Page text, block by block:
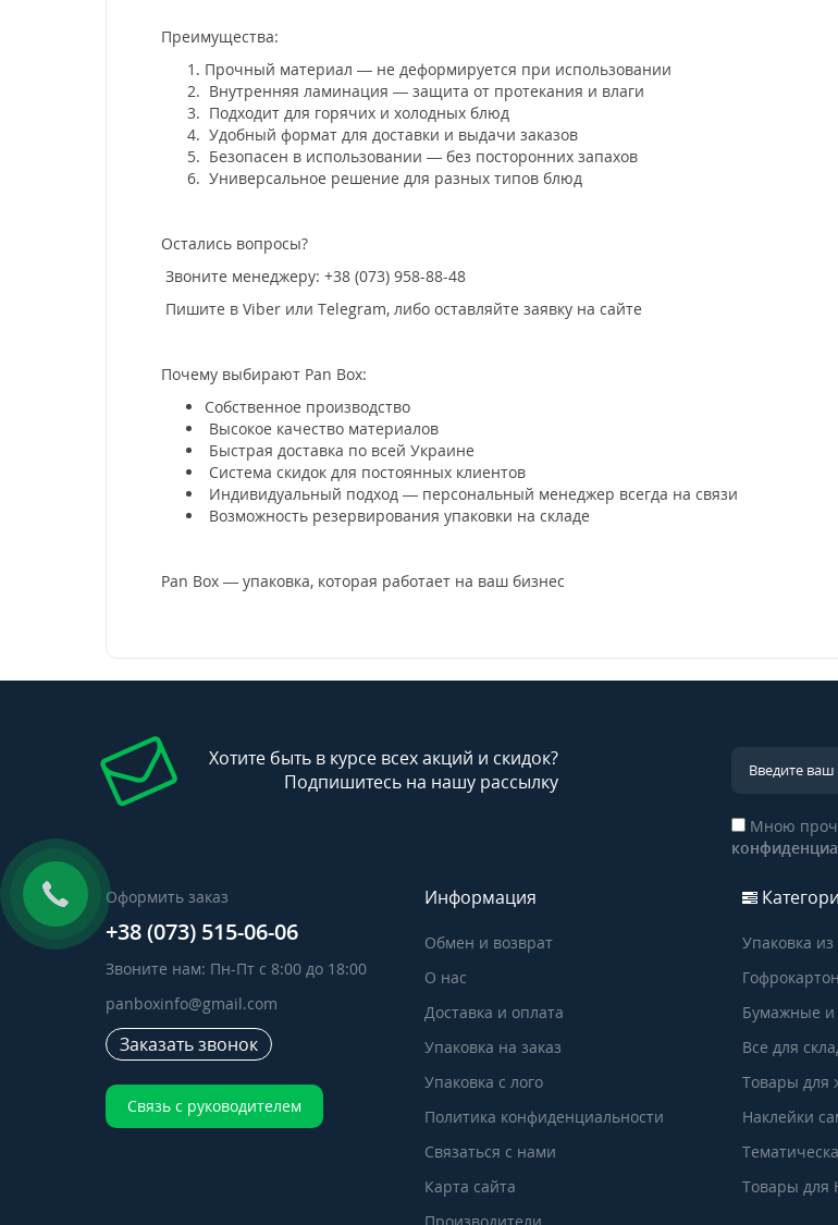
Преимущества:
Прочный материал — не деформируется при использовании
Внутренняя ламинация — защита от протекания и влаги
Подходит для горячих и холодных блюд
Удобный формат для доставки и выдачи заказов
Безопасен в использовании — без посторонних запахов
Универсальное решение для разных типов блюд
Остались вопросы?
Звоните менеджеру: +38 (073) 958-88-48
Пишите в Viber или Telegram, либо оставляйте заявку на сайте
Почему выбирают Pan Box:
Собственное производство
Высокое качество материалов
Быстрая доставка по всей Украине
Система скидок для постоянных клиентов
Индивидуальный подход — персональный менеджер всегда на связи
Возможность резервирования упаковки на складе
Pan Box — упаковка, которая работает на ваш бизнес
Хотите быть в курсе всех акций и скидок?
Подпишитесь на нашу рассылку
Мною
Оформить заказ
+38 (073) 515-06-06
Звоните нам: Пн-Пт с 8:00 до 18:00
panboxinfo@gmail.com
Заказать звонок
Связь с руководителем
Информация
Обмен и возврат
О нас
Доставка и оплата
Упаковка на заказ
Упаковка с лого
Политика конфиденциальности
Связаться с нами
Карта сайта
Упаковка из
Гофрокартон
Бумажные и
Все для
Товары для
Наклейки
Товары для